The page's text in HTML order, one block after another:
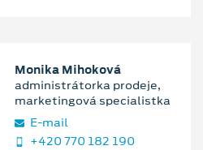
Monika Mihoková
administrátorka prodeje,
marketingová specialistka
E‑mail
+420 770 182 190